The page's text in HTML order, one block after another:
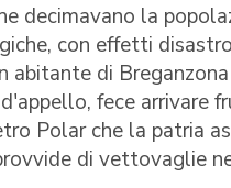
decimavano la
con effetti
abitante di
fece arrivare
Polar che la patria
di vettovaglie